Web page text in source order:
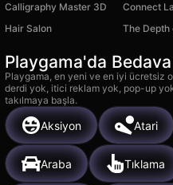
Calligraphy Master 3D
Hair Salon
The Depth
Playgama'da
Playgama, en yeni ve en iyi ücretsiz
derdi yok, itici reklam yok, pop-up
takılmaya başla.
Aksiyon Atari
Araba Tıklama